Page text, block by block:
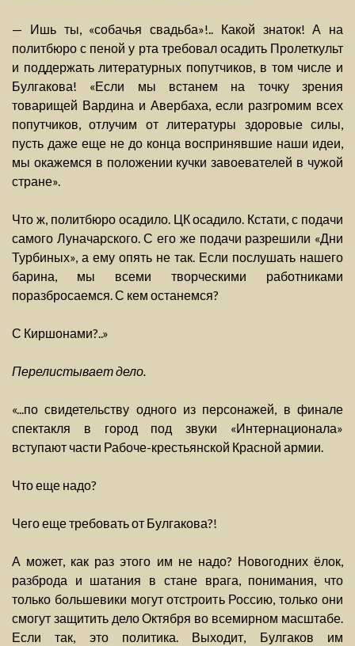
— Ишь ты, «собачья свадьба»!.. Какой знаток! А на
политбюро с пеной у рта требовал осадить Пролеткульт
и поддержать литературных попутчиков, в том числе и
Булгакова! «Если мы встанем на точку зрения
товарищей Вардина и Авербаха, если разгромим всех
попутчиков, отлучим от литературы здоровые силы,
пусть даже еще не до конца воспринявшие наши идеи,
мы окажемся в положении кучки завоевателей в чужой
стране».
Что ж, политбюро осадило. ЦК осадило. Кстати, с подачи
самого Луначарского. С его же подачи разрешили «Дни
Турбиных», а ему опять не так. Если послушать нашего
барина, мы всеми творческими работниками
поразбросаемся. С кем останемся?
С Киршонами?..»
Перелистывает дело.
«...по свидетельству одного из персонажей, в финале
спектакля в город под звуки «Интернационала»
вступают части Рабоче-крестьянской Красной армии.
Что еще надо?
Чего еще требовать от Булгакова?!
А может, как раз этого им не надо? Новогодних ёлок,
разброда и шатания в стане врага, понимания, что
только большевики могут отстроить Россию, только они
смогут защитить дело Октября во всемирном масштабе.
Если так, это политика. Выходит, Булгаков им